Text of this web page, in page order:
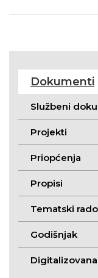
Dokumenti
Službeni
Projekti
Priopćenja
Propisi
Tematski
Godišnjak